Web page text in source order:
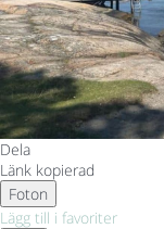
Dela
Länk kopierad
Foton
Lägg till i favoriter